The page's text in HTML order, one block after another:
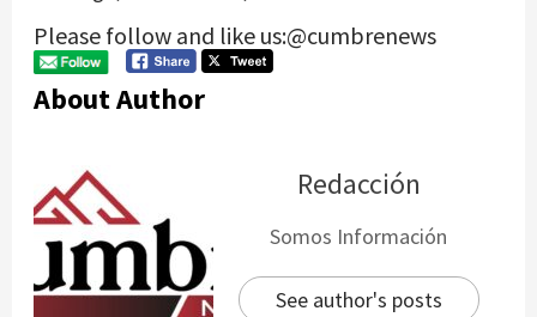
Please follow and like us:@cumbrenews
About Author
Redacción
Somos Información
See author's posts